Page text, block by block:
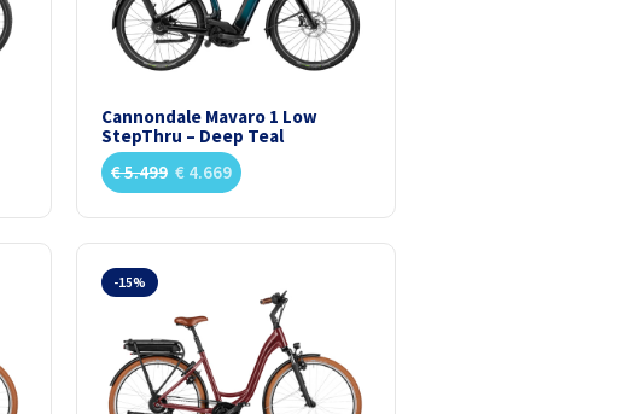
Cannondale Mavaro 1 Low
StepThru – Deep Teal
€5.499 €4.669
-15%